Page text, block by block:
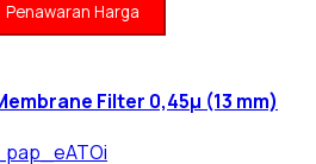
Penawaran Harga
Filter 0,45μ (13 mm)